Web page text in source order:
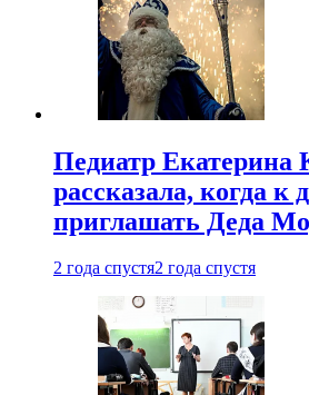
Педиатр Екатерина
рассказала, когда к
приглашать Деда
2 года спустя2 года спустя